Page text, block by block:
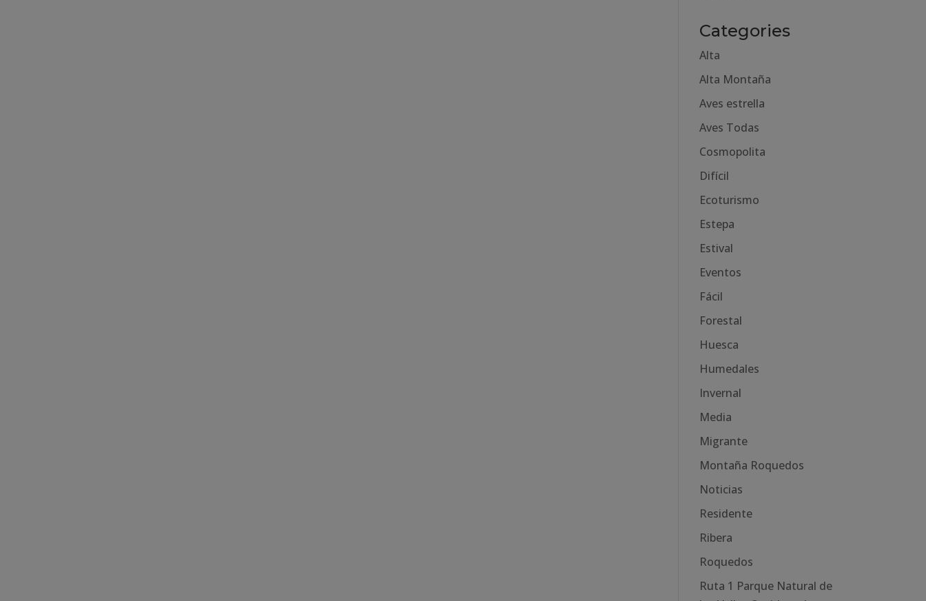
Categories
Alta
Alta Montaña
Aves estrella
Aves Todas
Cosmopolita
Difícil
Ecoturismo
Estepa
Estival
Eventos
Fácil
Forestal
Huesca
Humedales
Invernal
Media
Migrante
Montaña Roquedos
Noticias
Residente
Ribera
Roquedos
Ruta 1 Parque Natural de